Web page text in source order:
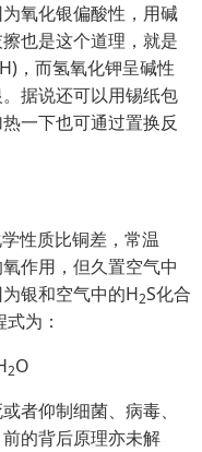
氧化银偏酸性，用碱
也是这个道理，就是
，而氢氧化钾呈碱性
据说还可以用锡纸包
一下也可通过置换反
性质比铜差，常温
作用，但久置空气中
银和空气中的H2S化合
为：
2O
者仰制细菌、病毒、
的背后原理亦未解